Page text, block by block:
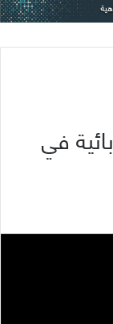
في